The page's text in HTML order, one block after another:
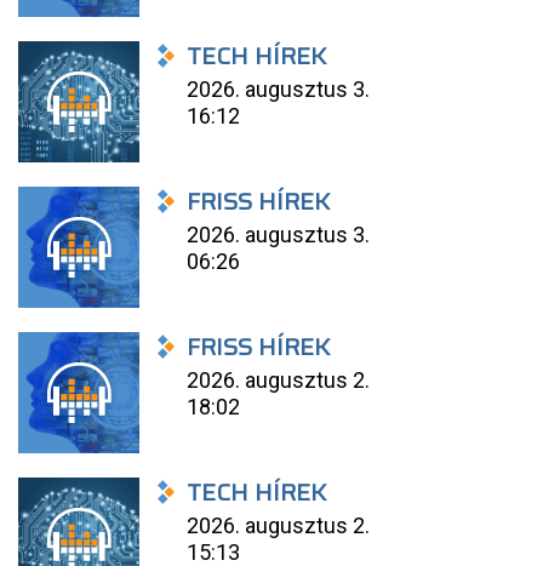
TECH HÍREK
2026. augusztus 3.
16:12
FRISS HÍREK
2026. augusztus 3.
06:26
FRISS HÍREK
2026. augusztus 2.
18:02
TECH HÍREK
2026. augusztus 2.
15:13